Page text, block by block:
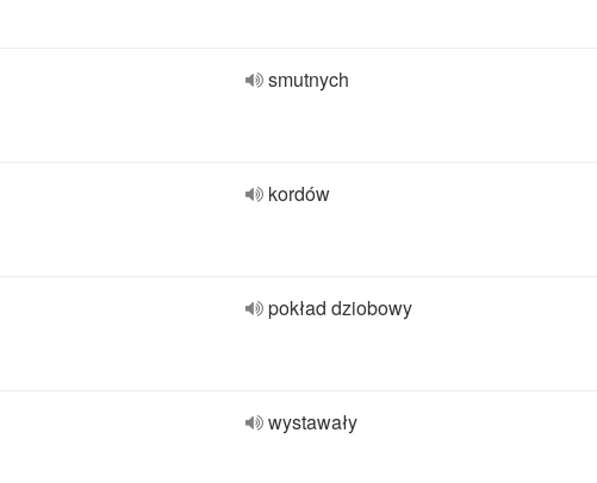
smutnych
kordów
pokład dziobowy
wystawały